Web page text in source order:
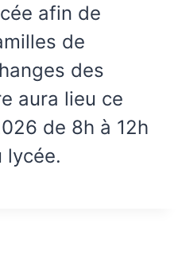
afin de
de
des
aura lieu ce
de 8h à 12h
lycée.